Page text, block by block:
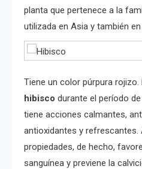
planta que pertenece a la
utilizada en Asia y también
Tiene un color púrpura
hibisco durante el período
tiene acciones calmantes,
antioxidantes y refrescantes.
propiedades, de hecho,
sanguínea y previene la